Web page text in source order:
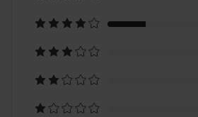
på
4
karakterer